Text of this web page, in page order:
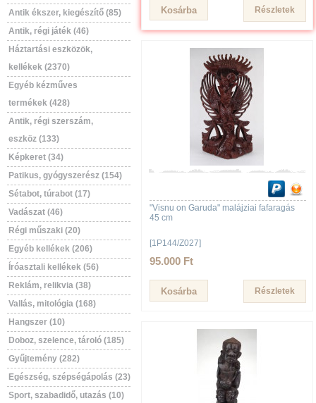
Antik ékszer, kiegészítő (85)
Antik, régi játék (46)
Háztartási eszközök,
kellékek (2370)
Egyéb kézműves
termékek (428)
Antik, régi szerszám,
eszköz (133)
Képkeret (34)
Patikus, gyógyszerész (154)
Sétabot, túrabot (17)
Vadászat (46)
Régi műszaki (20)
Egyéb kellékek (206)
Íróasztali kellékek (56)
Reklám, relikvia (38)
Vallás, mitológia (168)
Hangszer (10)
Doboz, szelence, tároló (185)
Gyűjtemény (282)
Egészség, szépségápolás (23)
Sport, szabadidő, utazás (10)
Részletek
"Visnu on Garuda" malájziai fafaragás
45 cm
[1P144/Z027]
95.000 Ft
Részletek